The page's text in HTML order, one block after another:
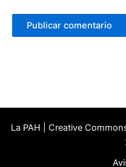
La PAH | Creative